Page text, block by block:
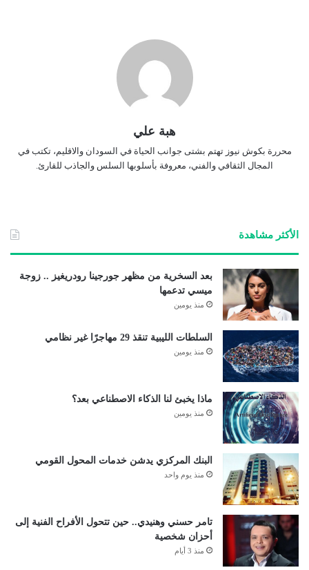
هبة علي
محررة بكوش نيوز تهتم بشتى جوانب الحياة في السودان والاقليم، تكتب في
المجال الثقافي والفني، معروفة بأسلوبها السلس والجاذب للقارئ.
الأكثر مشاهدة
بعد السخرية من مظهر جورجينا رودريغيز .. زوجة
ميسي تدعمها
منذ يومين
السلطات الليبية تنقذ 29 مهاجرًا غير نظامي
منذ يومين
ماذا يخبئ لنا الذكاء الاصطناعي بعد؟
منذ يومين
البنك المركزي يدشن خدمات المحول القومي
منذ يوم واحد
تامر حسني وهنيدي.. حين تتحول الأفراح الفنية إلى
أحزان شخصية
منذ 3 أيام